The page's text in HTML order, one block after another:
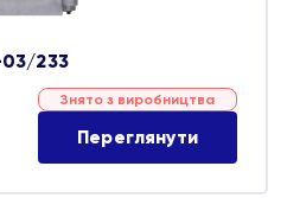
233
Знято з виробництва
Переглянути